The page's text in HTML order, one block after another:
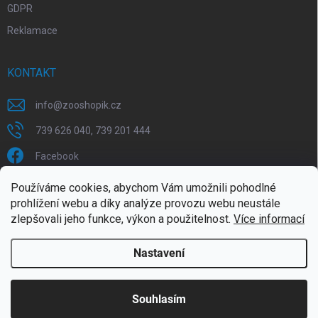
Používáme cookies, abychom Vám umožnili pohodlné
prohlížení webu a díky analýze provozu webu neustále
zlepšovali jeho funkce, výkon a použitelnost. Více informací
Nastavení
Souhlasím
Doprava zdarma od 1799,- (do 30 kg)
GDPR
Reklamace
KONTAKT
info@zooshopik.cz
739 626 040, 739 201 444
Facebook
FACEBOOK
ZOOshopik . Všechna práva vyhrazena.